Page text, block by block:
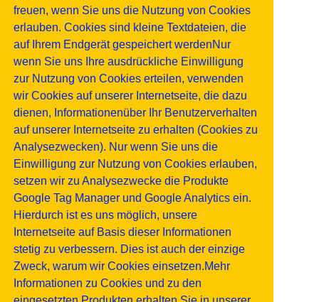
freuen, wenn Sie uns die Nutzung von Cookies
erlauben. Cookies sind kleine Textdateien, die
auf Ihrem Endgerät gespeichert werdenNur
wenn Sie uns Ihre ausdrückliche Einwilligung
zur Nutzung von Cookies erteilen, verwenden
wir Cookies auf unserer Internetseite, die dazu
dienen, Informationenüber Ihr Benutzerverhalten
auf unserer Internetseite zu erhalten (Cookies zu
Analysezwecken). Nur wenn Sie uns die
Einwilligung zur Nutzung von Cookies erlauben,
setzen wir zu Analysezwecke die Produkte
Google Tag Manager und Google Analytics ein.
Hierdurch ist es uns möglich, unsere
Internetseite auf Basis dieser Informationen
stetig zu verbessern. Dies ist auch der einzige
Zweck, warum wir Cookies einsetzen.Mehr
Informationen zu Cookies und zu den